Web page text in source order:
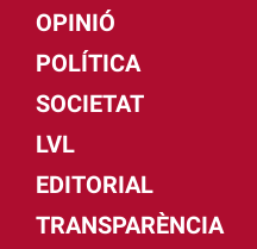
OPINIÓ
POLÍTICA
SOCIETAT
LVL
EDITORIAL
TRANSPARÈNCIA